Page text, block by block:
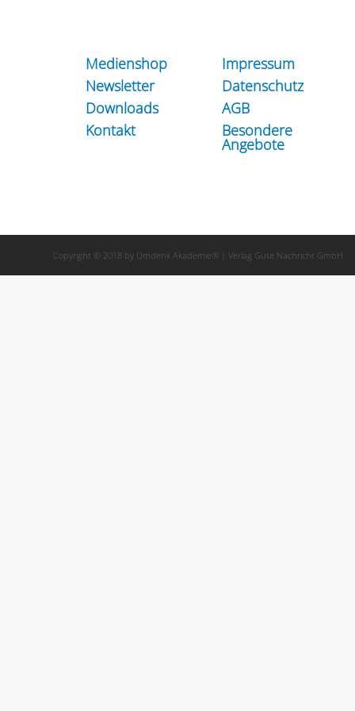
Medienshop
Impressum
Newsletter
Datenschutz
Downloads
AGB
Kontakt
Besondere
Angebote
Copyright © 2018 by Umdenk Akademie® | Verlag Gute Nachricht GmbH